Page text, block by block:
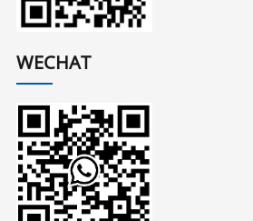
WECHAT